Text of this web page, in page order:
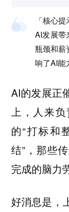
「核心提
AI发展带
瓶颈和薪
响了AI能
AI的发展正
上，人来负
的“打标和
结”，那些
完成的脑力
好消息是，